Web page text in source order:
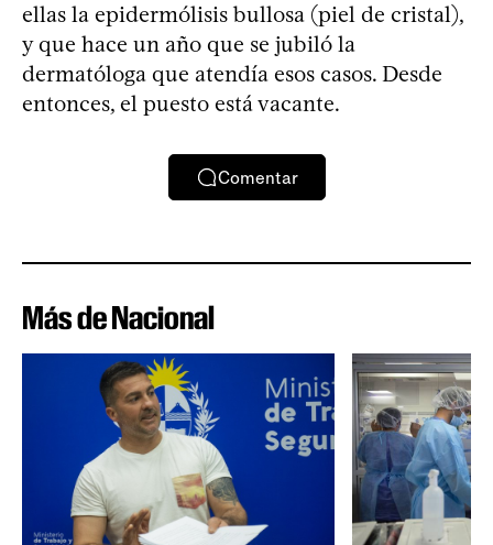
ellas la epidermólisis bullosa (piel de cristal),
y que hace un año que se jubiló la
dermatóloga que atendía esos casos. Desde
entonces, el puesto está vacante.
Comentar
Más de Nacional